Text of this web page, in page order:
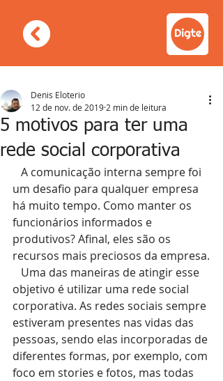
5 motivos para ter uma
rede social corporativa
Denis Eloterio
12 de nov. de 2019 2 min de leitura
um desafio para qualquer empresa
há muito tempo. Como manter os
funcionários informados e
produtivos? Afinal, eles são os
recursos mais preciosos da empresa.
objetivo é utilizar uma rede social
corporativa. As redes sociais sempre
estiveram presentes nas vidas das
pessoas, sendo elas incorporadas de
diferentes formas, por exemplo, com
foco em stories e fotos, mas todas